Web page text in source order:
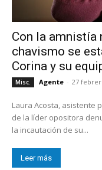
Con la amnistía
chavismo se
Corina y su
Misc. Agente - 27
Laura Acosta, asistente
de la líder opositora
la incautación de su...
Leer más